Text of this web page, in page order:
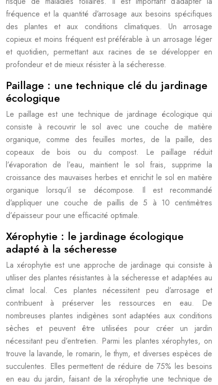
fréquence et la quantité d’arrosage aux besoins spécifiques
des plantes et aux conditions climatiques. Un arrosage
copieux et moins fréquent est préférable à un arrosage léger
et quotidien, permettant aux racines de se développer en
profondeur et de mieux résister à la sécheresse.
Paillage : une technique clé du jardinage
écologique
Le paillage est une technique de jardinage écologique qui
consiste à recouvrir le sol avec une couche de matière
organique, comme des feuilles mortes, de la paille, des
copeaux de bois ou du compost. Le paillage réduit
l’évaporation de l’eau, maintient le sol frais, supprime la
croissance des mauvaises herbes et enrichit le sol en matière
organique lorsqu’il se décompose. Il est recommandé
d’appliquer une couche de paillis de 5 à 10 centimètres
d’épaisseur pour une efficacité optimale.
Xérophytie : le jardinage écologique
adapté à la sécheresse
La xérophytie est une approche de jardinage qui consiste à
utiliser des plantes résistantes à la sécheresse et adaptées au
climat local. Ces plantes nécessitent peu d’arrosage et
contribuent à préserver les ressources en eau. De
nombreuses plantes indigènes sont adaptées aux conditions
sèches et peuvent être utilisées pour créer un jardin
nécessitant peu d’entretien. Parmi les plantes xérophytes, on
trouve la lavande, le romarin, le thym, et diverses espèces de
succulentes. Elles permettent de réduire de 75% les besoins
en eau du jardin, faisant de la xérophytie une technique de